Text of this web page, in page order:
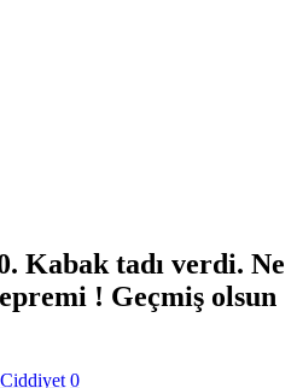
Kabak tadı verdi. Ne
! Geçmiş olsun
0